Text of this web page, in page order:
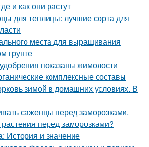
и как они растут
для теплицы: лучшие сорта для
места для выращивания
грунте
показаны жимолости
комплексные составы
зимой в домашних условиях. В
саженцы перед заморозками.
перед заморозками?
История и значение